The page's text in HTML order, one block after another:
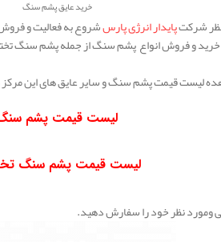
خرید عایق پشم سنگ
شرکتپایدار انرژی پارسشروع به فعالیت و
خرید و فروش انواع پشم سنگ از جمله پشم سنگ
لیست قیمت پشم سنگ و سایر عایق های این
لیست قیمت پشم
لیست قیمت پشم سنگ
ومورد نظر خود را سفارش دهید.